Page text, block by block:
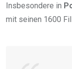
Insbesondere in
mit seinen 1600